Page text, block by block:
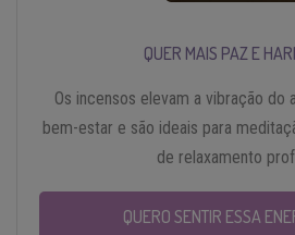
QUER MAIS PAZ E
Os incensos elevam a vibração do
bem-estar e são ideais para
de relaxamento
QUERO SENTIR ESSA